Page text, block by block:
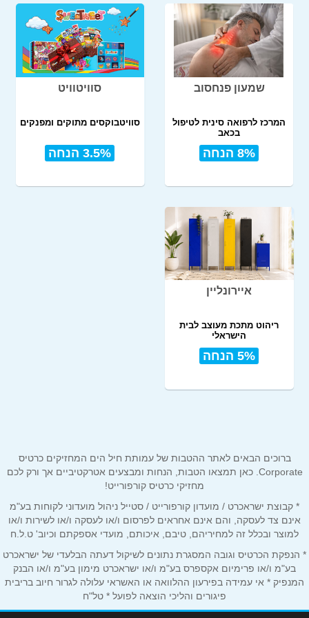
שמעון פנחסוב
המרכז לרפואה סינית לטיפול
בכאב
8% הנחה
סוויטוויט
סוויטבוקסים מתוקים ומפנקים
3.5% הנחה
איירונליין
ריהוט מתכת מעוצב לבית
הישראלי
5% הנחה
ברוכים הבאים לאתר ההטבות של עמותת חיל הים המחזיקים כרטיס
Corporate. כאן תמצאו הטבות, הנחות ומבצעים אטרקטיביים אך ורק לכם
מחזיקי כרטיס קורפורייט!
* קבוצת ישראכרט / מועדון קורפורייט / סטייל ניהול מועדוני לקוחות בע"מ
אינם צד לעסקה, והם אינם אחראים לפרסום ו/או לעסקה ו/או לשירות ו/או
למוצר ובכלל זה למחיריהם, טיבם, איכותם, מועדי אספקתם וכיוב' ט.ל.ח
* הנפקת הכרטיס וגובה המסגרת נתונים לשיקול דעתה הבלעדי של ישראכרט
בע"מ ו/או פרימיום אקספרס בע"מ ו/או ישראכרט מימון בע"מ ו/או הבנק
המנפיק * אי עמידה בפירעון ההלוואה או האשראי עלולה לגרור חיוב בריבית
פיגורים והליכי הוצאה לפועל * טל"ח